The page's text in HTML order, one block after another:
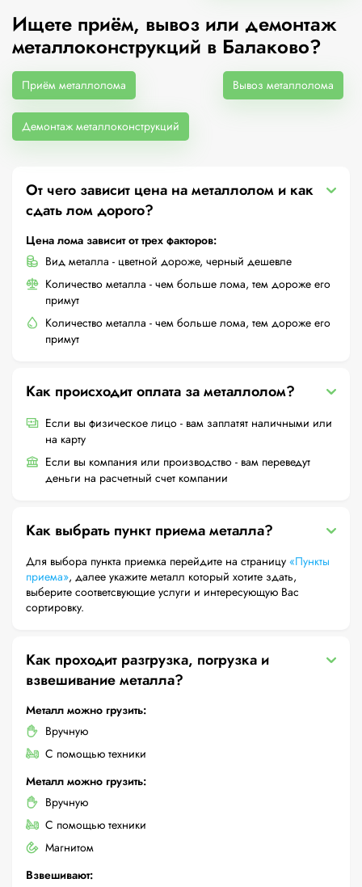
Ищете приём, вывоз или демонтаж
металлоконструкций в Балаково?
Приём металлолома Вывоз металлолома
Демонтаж металлоконструкций
От чего зависит цена на металлолом и как
сдать лом дорого?
Цена лома зависит от трех факторов:
Вид металла - цветной дороже, черный дешевле
Количество металла - чем больше лома, тем дороже его
примут
Количество металла - чем больше лома, тем дороже его
примут
Как происходит оплата за металлолом?
Если вы физическое лицо - вам заплатят наличными или
на карту
Если вы компания или производство - вам переведут
деньги на расчетный счет компании
Как выбрать пункт приема металла?
Для выбора пункта приемка перейдите на страницу «Пункты
приема», далее укажите металл который хотите здать,
выберите соответсвующие услуги и интересующую Вас
сортировку.
Как проходит разгрузка, погрузка и
взвешивание металла?
Металл можно грузить:
Вручную
С помощью техники
Металл можно грузить:
Вручную
С помощью техники
Магнитом
Взвешивают: